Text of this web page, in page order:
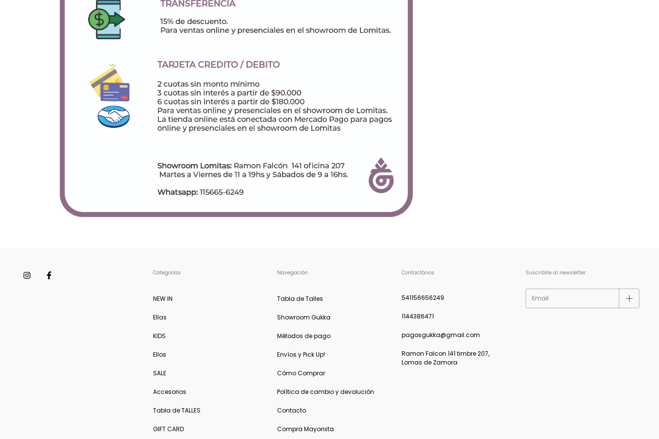
Categorías
NEW IN
Ellas
KIDS
Ellos
SALE
Accesorios
Tabla de TALLES
GIFT CARD
Navegación
Tabla de Talles
Showroom Gukka
Métodos de pago
Envíos y Pick Up!
Cómo Comprar
Política de cambio y devolución
Contacto
Compra Mayorista
Contactános
541156656249
1144386471
pagosgukka@gmail.com
Ramon Falcon 141 timbre 207,
Lomas de Zamora
Suscribite al newsletter